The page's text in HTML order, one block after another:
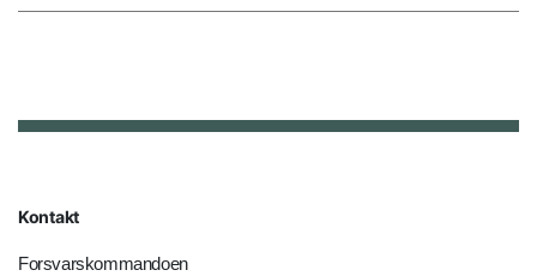
Kontakt
Forsvarskommandoen